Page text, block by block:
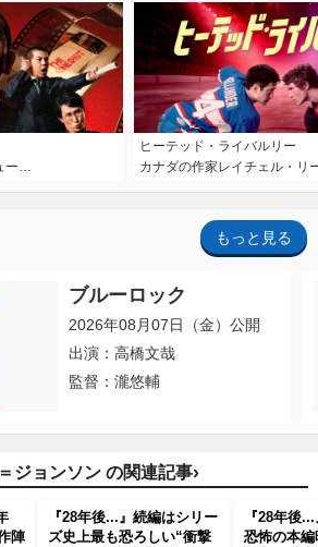
ー…
ヒーテッド・ライバルリー
カナダの作家レイチェル・リ
もっと見る
ブルーロック
2026年08月07日（金）公開
出演：高橋文哉
監督：瀧悠輔
ジョンソン の関連記事›
陣
『28年後...』続編はシリー
ズ史上最も恐ろしい“衝撃
『28年後
恐怖の本編